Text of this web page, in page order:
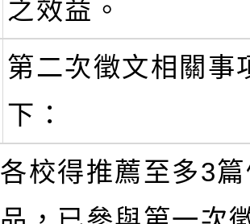
之效益。
第二次徵文相關事
下：
各校得推薦至多3